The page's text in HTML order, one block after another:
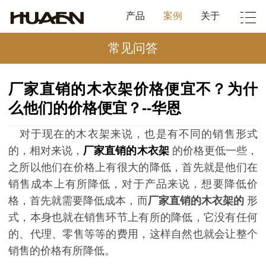
产品 案例 关于
常见问答
厂家直销的木衣架价格便宜不？为什
么他们的价格便宜？--华恩
对于现在的木衣架来说，也是有不同的销售形式
的，相对来说， 厂家直销的木衣架 的价格更低一些，
之所以他们在价格上有很大的降低，首先就是他们在
销售成本上有所降低，对于产品来说，想要降低价
格，首先就需要降低成本，而厂家直销的木衣架的 形
式，本身也就在销售环节上有所的降低，它没有任何
的、代理、零售等等的费用，这样自然也就会让整个
销售的价格有所降低。